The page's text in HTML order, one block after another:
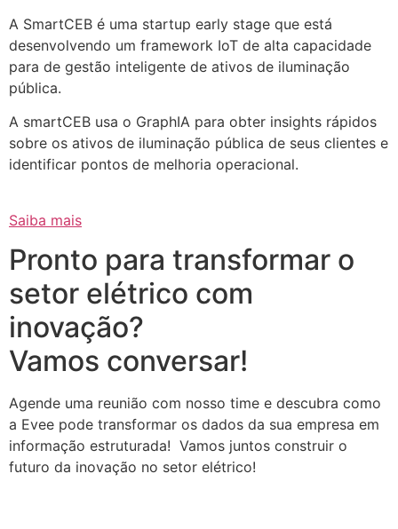
A SmartCEB é uma startup early stage que está
desenvolvendo um framework IoT de alta capacidade
para de gestão inteligente de ativos de iluminação
pública.
A smartCEB usa o GraphIA para obter insights rápidos
sobre os ativos de iluminação pública de seus clientes e
identificar pontos de melhoria operacional.
Saiba mais
Pronto para transformar o
setor elétrico com
inovação?
Vamos conversar!
Agende uma reunião com nosso time e descubra como
a Evee pode transformar os dados da sua empresa em
informação estruturada! Vamos juntos construir o
futuro da inovação no setor elétrico!